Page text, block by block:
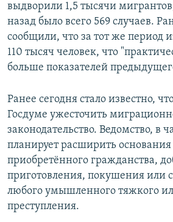
выдворили 1,5 тысячи
назад было всего 569 случаев.
сообщили, что за тот же период
110 тысяч человек, что
больше показателей
Ранее сегодня стало известно,
Госдуме ужесточить
законодательство. Ведомство, в
планирует расширить
приобретённого гражданства,
приготовления, покушения или
любого умышленного тяжкого
преступления.